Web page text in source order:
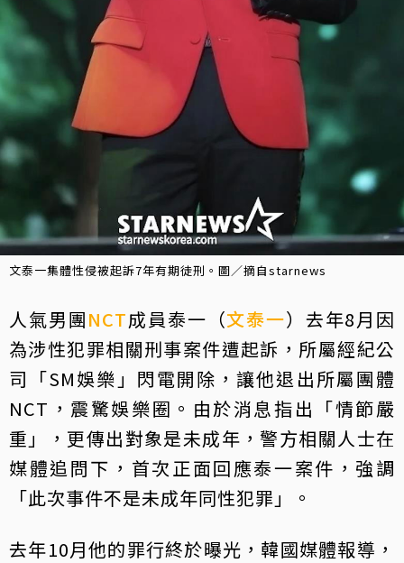
文泰一集體性侵被起訴7年有期徒刑。圖／摘自starnews
人氣男團NCT成員泰一（文泰一）去年8月因
為涉性犯罪相關刑事案件遭起訴，所屬經紀公
司「SM娛樂」閃電開除，讓他退出所屬團體
NCT，震驚娛樂圈。由於消息指出「情節嚴
重」，更傳出對象是未成年，警方相關人士在
媒體追問下，首次正面回應泰一案件，強調
「此次事件不是未成年同性犯罪」。
去年10月他的罪行終於曝光，韓國媒體報導，